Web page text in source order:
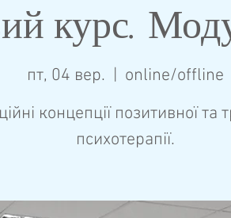
курс.
пт, 04 вер.
  |
online/offline
концепції позитивної та
психотерапії.